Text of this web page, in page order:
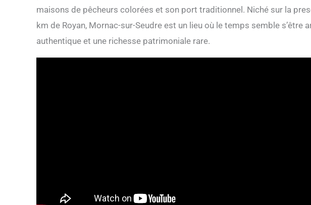
maisons de pêcheurs colorées et son port traditionnel. Niché sur la
km de Royan, Mornac-sur-Seudre est un lieu où le temps semble s’être
authentique et une richesse patrimoniale rare.